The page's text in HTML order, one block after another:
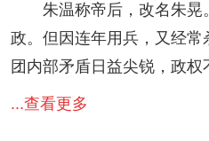
朱温称帝后，改名朱晃
政。但因连年用兵，又经
团内部矛盾日益尖锐，政权
...查看更多